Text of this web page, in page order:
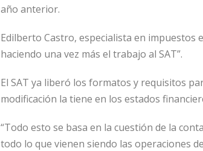
año anterior.
Edilberto Castro, especialista en impuestos
haciendo una vez más el trabajo al SAT”.
El SAT ya liberó los formatos y requisitos
modificación la tiene en los estados
“Todo esto se basa en la cuestión de la
todo lo que vienen siendo las operaciones